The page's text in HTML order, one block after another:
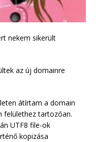
nekem sikerült
az új domainre
átírtam a domain
felülethez tartozóan.
UTF8 file-ok
kopizása